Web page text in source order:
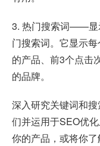
3. 热门搜索词——显
门搜索词。它显示
的产品、前3个点击
的品牌。
深入研究关键词和
们并运用于SEO优
你的产品，或将你